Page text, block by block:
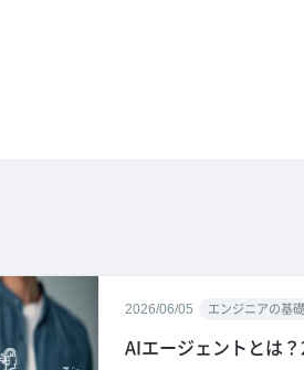
2026/06/05 エンジニアの基
AIエージェントとは